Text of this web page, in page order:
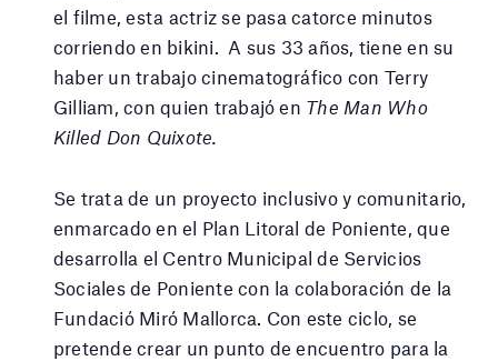
el filme, esta actriz se pasa catorce minutos
corriendo en bikini. A sus 33 años, tiene en su
haber un trabajo cinematográfico con Terry
Gilliam, con quien trabajó en The Man Who
Killed Don Quixote.
Se trata de un proyecto inclusivo y comunitario,
enmarcado en el Plan Litoral de Poniente, que
desarrolla el Centro Municipal de Servicios
Sociales de Poniente con la colaboración de la
Fundació Miró Mallorca. Con este ciclo, se
pretende crear un punto de encuentro para la